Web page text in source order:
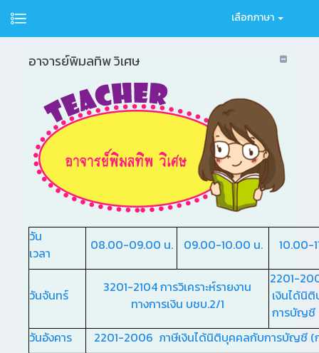
เลือกภาษา
อาจารย์พิมลทิพ วิเศษ
วัน
เวลา
08.00-09.00 น. 09.00-10.00 น. 10.00-
วันจันทร์
3201-2104 การวิเคราะห์รายงาน
ทางการเงิน บชบ.2/1
2201-
เงินได้นิ
การบัญชี
วันอังคาร
2201-2006 ภาษีเงินได้นิติบุคคลกับการบัญชี (